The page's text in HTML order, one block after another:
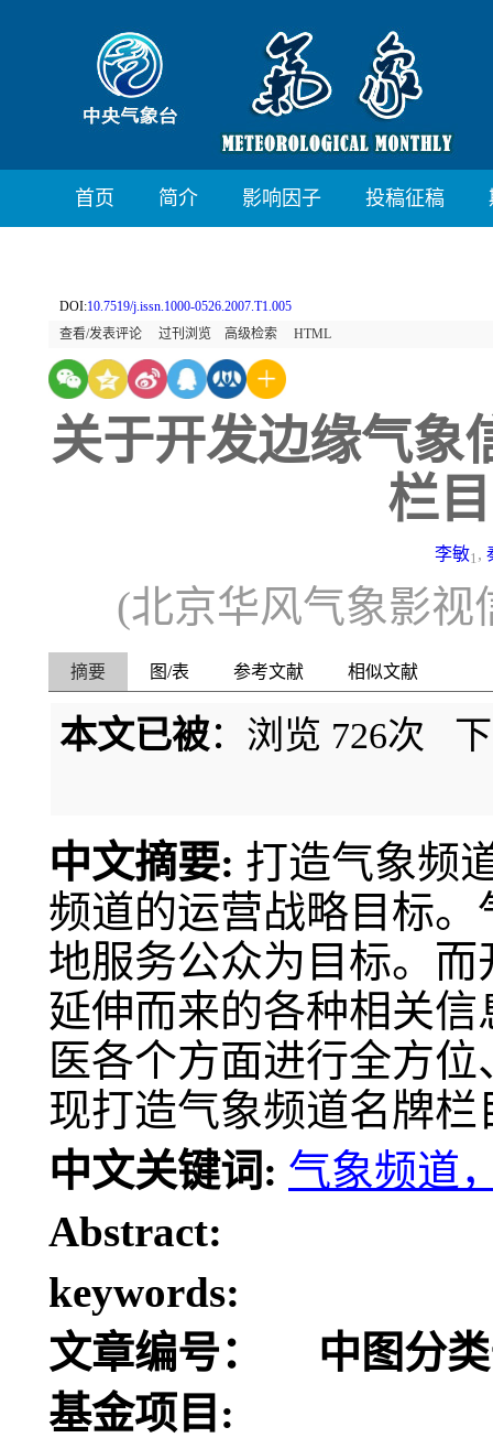
首页 简介 影响因子 投稿征稿
DOI:10.7519/j.issn.1000-0526.2007.T1.005
查看/发表评论
过刊浏览 高级检索 HTML
关于开发边缘气象
栏
李敏1,
(北京华风气象影视
摘要 图/表 参考文献 相似文献
本文已被：浏览 726次
中文摘要: 打造气象频
频道的运营战略目标
地服务公众为目标。
延伸而来的各种相关
医各个方面进行全方
现打造气象频道名牌栏
中文关键词: 气象频道
Abstract:
keywords:
文章编号：
中图分
基金项目: